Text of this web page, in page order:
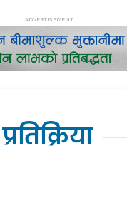
प्रतिक्रिया